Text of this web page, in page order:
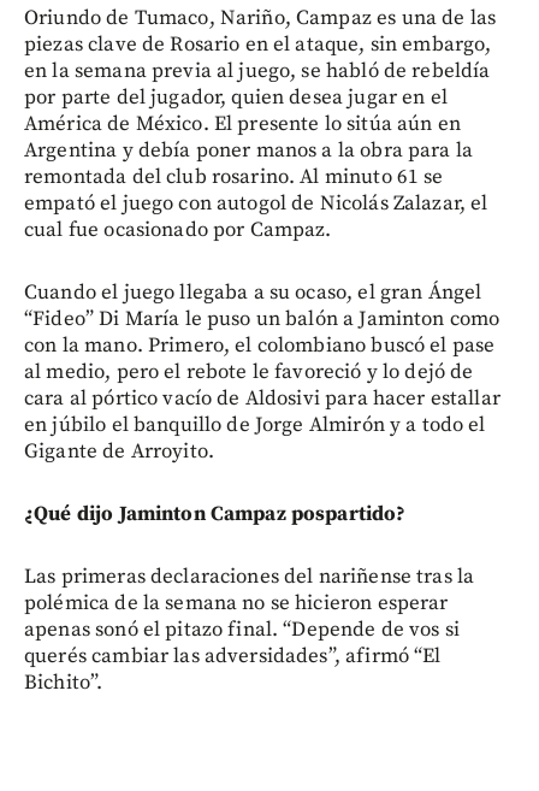
Oriundo de Tumaco, Nariño, Campaz es una de las
piezas clave de Rosario en el ataque, sin embargo,
en la semana previa al juego, se habló de rebeldía
por parte del jugador, quien desea jugar en el
América de México. El presente lo sitúa aún en
Argentina y debía poner manos a la obra para la
remontada del club rosarino. Al minuto 61 se
empató el juego con autogol de Nicolás Zalazar, el
cual fue ocasionado por Campaz.
Cuando el juego llegaba a su ocaso, el gran Ángel
“Fideo” Di María le puso un balón a Jaminton como
con la mano. Primero, el colombiano buscó el pase
al medio, pero el rebote le favoreció y lo dejó de
cara al pórtico vacío de Aldosivi para hacer estallar
en júbilo el banquillo de Jorge Almirón y a todo el
Gigante de Arroyito.
¿Qué dijo Jaminton Campaz pospartido?
Las primeras declaraciones del nariñense tras la
polémica de la semana no se hicieron esperar
apenas sonó el pitazo final. “Depende de vos si
querés cambiar las adversidades”, afirmó “El
Bichito”.